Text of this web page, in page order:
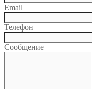
Email
Телефон
Сообщение